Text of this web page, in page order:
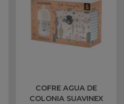
COFRE AGUA DE
COLONIA SUAVINEX